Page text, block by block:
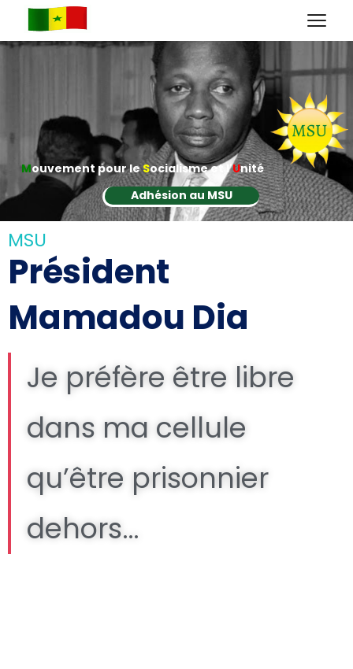
Mouvement pour leSocialisme et l'Unité
Adhésion au MSU
MSU
Président
Mamadou Dia
Je préfère être libre
dans ma cellule
qu’être prisonnier
dehors…